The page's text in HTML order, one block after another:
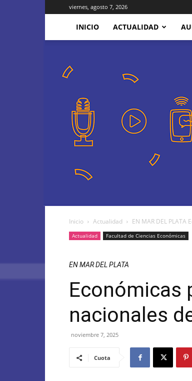
viernes, agosto 7, 2026
INICIO ACTUALIDAD
Inicio Actualidad EN MAR DEL
Actualidad Facultad de Ciencias Económicas
EN MAR DEL PLATA
Económicas
nacionales
noviembre 7, 2025
Cuota